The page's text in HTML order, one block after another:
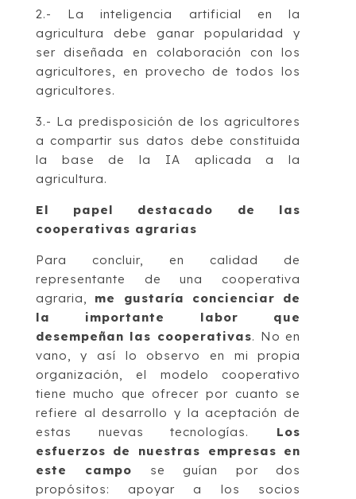
2.- La inteligencia artificial en la
agricultura debe ganar popularidad y
ser diseñada en colaboración con los
agricultores, en provecho de todos los
agricultores.
3.- La predisposición de los agricultores
a compartir sus datos debe constituida
la base de la IA aplicada a la
agricultura.
El papel destacado de las
cooperativas agrarias
Para concluir, en calidad de
representante de una cooperativa
agraria, me gustaría concienciar de
la importante labor que
desempeñan las cooperativas. No en
vano, y así lo observo en mi propia
organización, el modelo cooperativo
tiene mucho que ofrecer por cuanto se
refiere al desarrollo y la aceptación de
estas nuevas tecnologías.
Los
esfuerzos de nuestras empresas en
este campo se guían por dos
propósitos: apoyar a los socios